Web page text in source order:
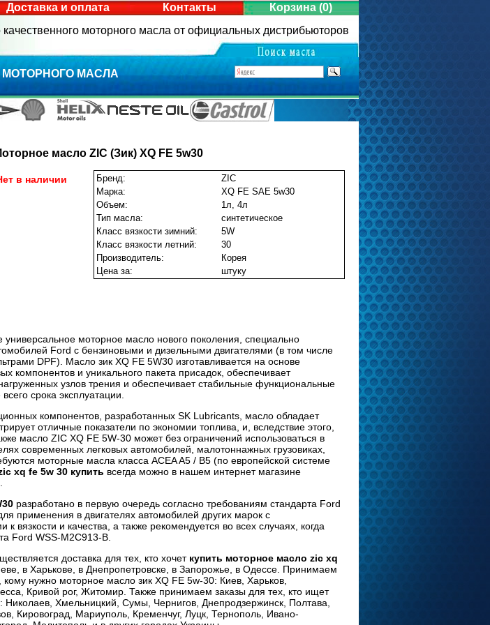
Корзина(0)
Контакты
Доставка и оплата
качественного моторного масла от официальных дистрибьюторов
МАСЛА
масло ZIC (Зик) XQ FE 5w30
в наличии Бренд:
ZIC
Марка:
XQ FE SAE 5w30
Объем:
1л, 4л
Тип масла:
синтетическое
Класс вязкости зимний:
5W
Класс вязкости летний:
30
Производитель:
Корея
Цена за:
штуку
универсальное моторное масло нового поколения, специально
Ford с бензиновыми и дизельными двигателями (в том числе
DPF). Масло зик XQ FE 5W30 изготавливается на основе
компонентов и уникального пакета присадок, обеспечивает
узлов трения и обеспечивает стабильные функциональные
срока эксплуатации.
компонентов, разработанных SK Lubricants, масло обладает
отличные показатели по экономии топлива, и, вследствие этого,
масло ZIC XQ FE 5W-30 может без ограничений использоваться в
современных легковых автомобилей, малотоннажных грузовиках,
моторные масла класса ACEA A5 / B5 (по европейской системе
xq fe 5w 30 купить всегда можно в нашем интернет магазине
разработано в первую очередь согласно требованиям стандарта Ford
применения в двигателях автомобилей других марок с
вязкости и качества, а также рекомендуется во всех случаях, когда
Ford WSS-M2C913-B.
доставка для тех, кто хочет купить моторное масло zic xq
в Харькове, в Днепропетровске, в Запорожье, в Одессе. Принимаем
кому нужно моторное масло зик XQ FE 5w-30: Киев, Харьков,
Кривой рог, Житомир. Также принимаем заказы для тех, кто ищет
Хмельницкий, Сумы, Чернигов, Днепродзержинск, Полтава,
Кировоград, Мариуполь, Кременчуг, Луцк, Тернополь, Ивано-